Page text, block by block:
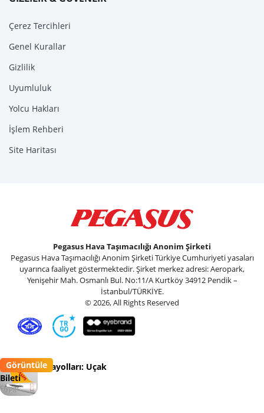
Çerez Tercihleri
Genel Kurallar
Gizlilik
Uyumluluk
Yolcu Hakları
İşlem Rehberi
Site Haritası
Pegasus Hava Taşımacılığı Anonim Şirketi
Pegasus Hava Taşımacılığı Anonim Şirketi Türkiye Cumhuriyeti yasaları
uyarınca faaliyet göstermektedir. Şirket merkez adresi: Aeropark,
Yenişehir Mah. Osmanlı Bul. No:11/A Kurtköy 34912 Pendik –
İstanbul/TÜRKİYE.
© 2026, All Rights Reserved
Pegasus Havayolları: Uçak
Bileti
Flypgs
Görüntüle